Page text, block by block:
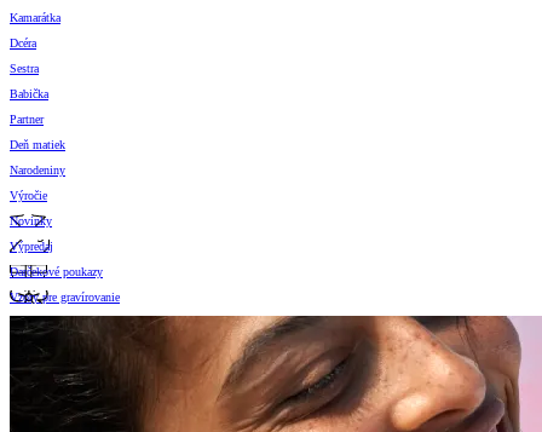
Kamarátka
Dcéra
Sestra
Babička
Partner
Deň matiek
Narodeniny
Výročie
Novinky
Výpredaj
Darčekové poukazy
Vzory pre gravírovanie